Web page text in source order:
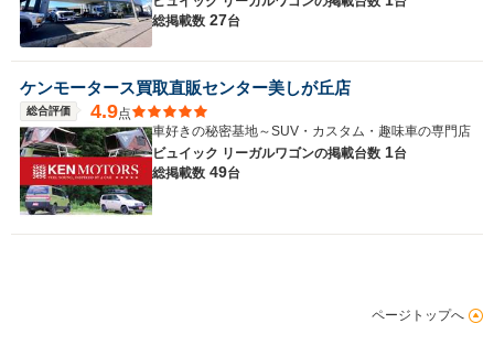
総掲載数 27台
ケンモータース買取直販センター美しが丘店
総合評価 4.9点
車好きの秘密基地～SUV・カスタム・趣味車の専門店
ビュイック リーガルワゴンの掲載台数 1台
総掲載数 49台
ページトップへ